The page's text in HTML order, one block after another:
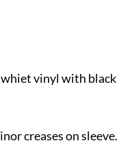
vinyl with black
creases on sleeve.